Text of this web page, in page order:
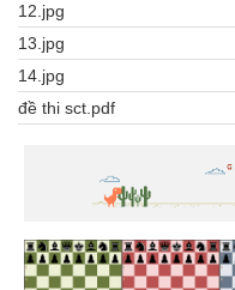
12.jpg
13.jpg
14.jpg
đề thi sct.pdf